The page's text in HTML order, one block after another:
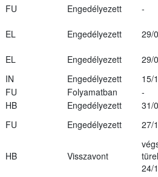
FU Engedélyezett
-
EL Engedélyezett
29/
EL Engedélyezett
29/
IN Engedélyezett
15/
FU Folyamatban
-
HB Engedélyezett
31/
FU Engedélyezett 27/
HB Visszavont
24/